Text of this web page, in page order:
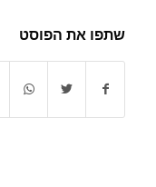
שתפו את הפוסט